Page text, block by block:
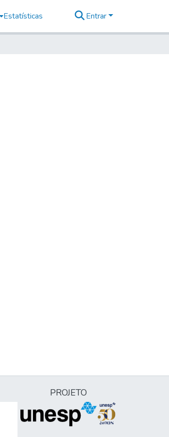
Estatísticas Entrar
PROJETO